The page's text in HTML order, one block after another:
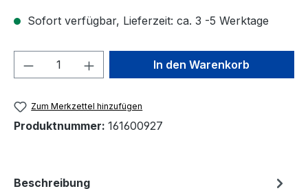
Sofort verfügbar, Lieferzeit: ca. 3 -5 Werktage
Produkt Anzahl: Gib denIn den Warenkorb
Zum Merkzettel hinzufügen
Produktnummer: 161600927
Beschreibung